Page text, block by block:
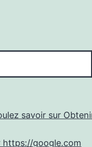
savoir sur
https://google.com